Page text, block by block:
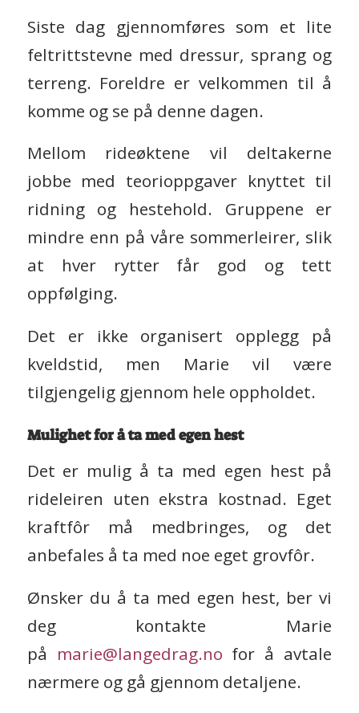
Siste dag gjennomføres som et lite
feltrittstevne med dressur, sprang og
terreng. Foreldre er velkommen til å
komme og se på denne dagen.
Mellom rideøktene vil deltakerne
jobbe med teorioppgaver knyttet til
ridning og hestehold. Gruppene er
mindre enn på våre sommerleirer, slik
at hver rytter får god og tett
oppfølging.
Det er ikke organisert opplegg på
kveldstid, men Marie vil være
tilgjengelig gjennom hele oppholdet.
Mulighet for å ta med egen hest
Det er mulig å ta med egen hest på
rideleiren uten ekstra kostnad. Eget
kraftfôr må medbringes, og det
anbefales å ta med noe eget grovfôr.
Ønsker du å ta med egen hest, ber vi
deg kontakte Marie
på marie@langedrag.no for å avtale
nærmere og gå gjennom detaljene.